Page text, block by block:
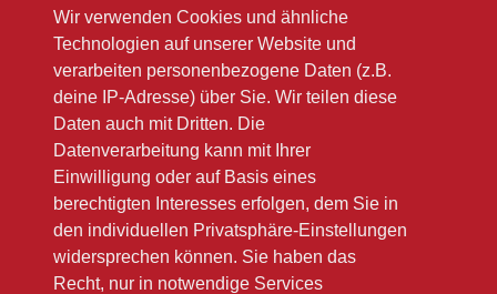
Sa 10.00 – 12.00
Im Sommer oft länger
Bitte beachten Sie unsere Winteröffnungsszeiten
(link zu Google)
Wir verwenden Cookies und ähnliche
Technologien auf unserer Website und
verarbeiten personenbezogene Daten (z.B.
deine IP-Adresse) über Sie. Wir teilen diese
Daten auch mit Dritten. Die
Datenverarbeitung kann mit Ihrer
Einwilligung oder auf Basis eines
berechtigten Interesses erfolgen, dem Sie in
den individuellen Privatsphäre-Einstellungen
widersprechen können. Sie haben das
Recht, nur in notwendige Services